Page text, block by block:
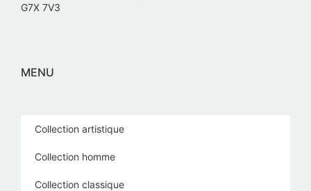
G7X 7V3
MENU
Collection artistique
Collection homme
Collection classique